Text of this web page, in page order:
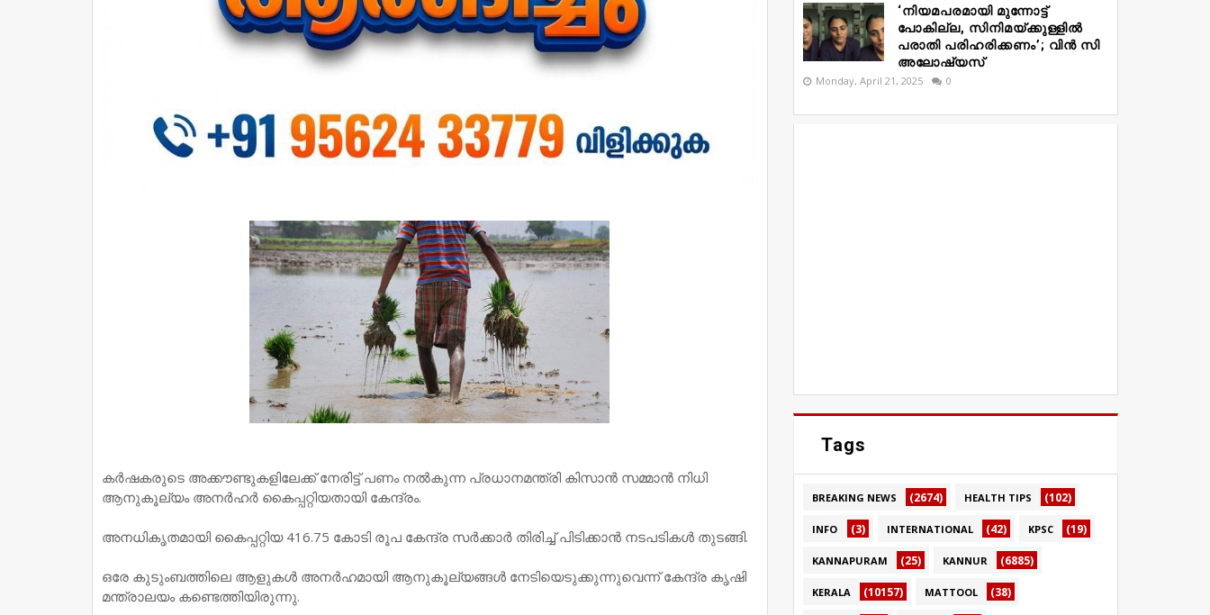
കര്‍ഷകരുടെ അക്കൗണ്ടുകളിലേക്ക് നേരിട്ട് പണം നല്‍കുന്ന പ്രധാനമന്ത്രി കിസാന്‍ സമ്മാന്‍ നിധി
ആനുകൂല്യം അനര്‍ഹര്‍ കൈപ്പറ്റിയതായി കേന്ദ്രം.
അനധികൃതമായി കൈപ്പറ്റിയ 416.75 കോടി രൂപ കേന്ദ്ര സര്‍ക്കാര്‍ തിരിച്ച് പിടിക്കാൻ നടപടികൾ തുടങ്ങി.
ഒരേ കുടുംബത്തിലെ ആളുകള്‍ അനര്‍ഹമായി ആനുകൂല്യങ്ങൾ നേടിയെടുക്കുന്നുവെന്ന് കേന്ദ്ര കൃഷി
മന്ത്രാലയം കണ്ടെത്തിയിരുന്നു.
‘നിയമപരമായി മുന്നോട്ട്
പോകില്ല, സിനിമയ്ക്കുള്ളിൽ
പരാതി പരിഹരിക്കണം’; വിൻ സി
അലോഷ്യസ്
Monday, April 21, 2025 0
Tags
BREAKING NEWS (2674) HEALTH TIPS (102)
INFO (3) INTERNATIONAL (42) KPSC (19)
KANNAPURAM (25) KANNUR (6885)
KERALA (10157) MATTOOL (38)